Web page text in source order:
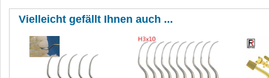
Vielleicht gefällt Ihnen auch ...